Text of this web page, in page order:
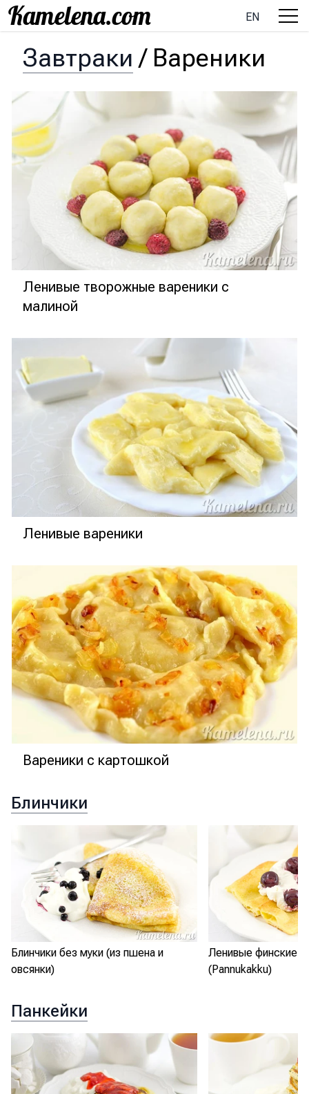
EN
Завтраки / Вареники
Ленивые творожные вареники с
малиной
Ленивые вареники
Вареники с картошкой
Блинчики
Блинчики без муки (из пшена и
овсянки)
Ленивые финские
(Pannukakku)
Панкейки